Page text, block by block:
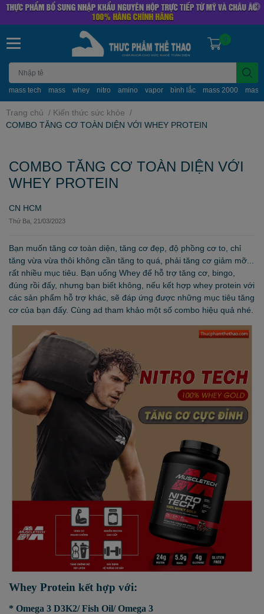
mass tech mass whey nitro amino vapor bình lắc mass 2000
0
Trang chủ / Kiến thức sức khỏe /
COMBO TĂNG CƠ TOÀN DIỆN VỚI WHEY PROTEIN
COMBO TĂNG CƠ TOÀN DIỆN VỚI
WHEY PROTEIN
CN HCM
Thứ Ba, 21/03/2023
Bạn muốn tăng cơ toàn diện, tăng cơ đẹp, độ phồng cơ to, chỉ
tăng vừa vừa thôi không cần tăng to quá, phải tăng cơ giảm mỡ...
rất nhiều mục tiêu. Bạn uống Whey để hỗ trợ tăng cơ, bingo,
đúng rồi đấy, nhưng bạn biết không, nếu kết hợp whey protein với
các sản phẩm hỗ trợ khác, sẽ đáp ứng được những mục tiêu tăng
cơ của bạn đấy. Cùng ad tham khảo một số combo hiệu quả nhé.
Whey Protein kết hợp với:
* Omega 3 D3K2/ Fish Oil/ Omega 3